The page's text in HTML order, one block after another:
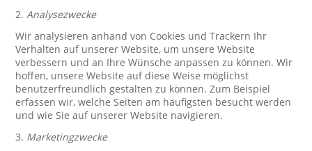
2.Analysezwecke
Wir analysieren anhand von Cookies und Trackern Ihr
Verhalten auf unserer Website, um unsere Website
verbessern und an Ihre Wünsche anpassen zu können. Wir
hoffen, unsere Website auf diese Weise möglichst
benutzerfreundlich gestalten zu können. Zum Beispiel
erfassen wir, welche Seiten am häufigsten besucht werden
und wie Sie auf unserer Website navigieren.
3. Marketingzwecke